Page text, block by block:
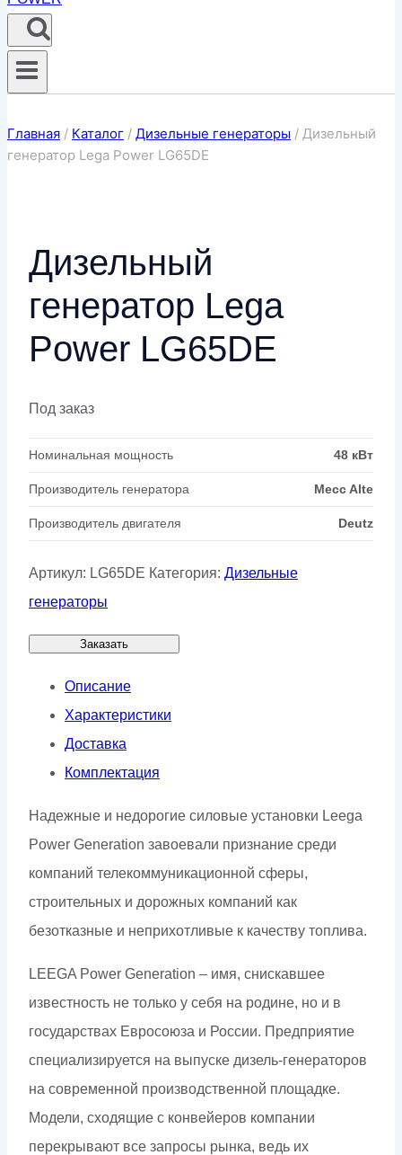
Главная / Каталог / Дизельные генераторы / Дизельный
генератор Lega Power LG65DE
Дизельный
генератор Lega
Power LG65DE
Под заказ
Номинальная мощность 48 кВт
Производитель генератора Mecc Alte
Производитель двигателя Deutz
Артикул: LG65DE Категория: Дизельные
генераторы
Заказать
Описание
Характеристики
Доставка
Комплектация
Надежные и недорогие силовые установки Leega
Power Generation завоевали признание среди
компаний телекоммуникационной сферы,
строительных и дорожных компаний как
безотказные и неприхотливые к качеству топлива.
LEEGA Power Generation – имя, снискавшее
известность не только у себя на родине, но и в
государствах Евросоюза и России. Предприятие
специализируется на выпуске дизель-генераторов
на современной производственной площадке.
Модели, сходящие с конвейеров компании
перекрывают все запросы рынка, ведь их